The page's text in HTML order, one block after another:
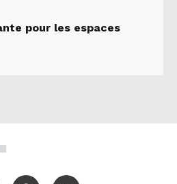
pour les espaces